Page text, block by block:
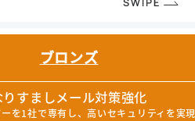
ブロンズ
りすましメール対策強化
を1社で専有し、高いセキュリティを実